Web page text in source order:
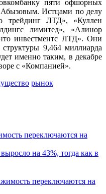
пяти офшорных
Истцами по делу
трейдинг ЛТД», «Куллен
лимитед», «Алинор
инвестментс ЛТД». Они
9,464 миллиарда
именно таким, в декабре
с «Компанией».
рынок
переключаются на
на 43%, тогда как в